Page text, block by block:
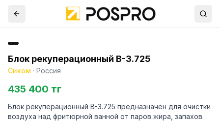
Блок рекуперационный В-3.725
Сиком · Россия
435 400 тг
Блок рекуперационный В-3.725 предназначен для очистки
воздуха над фритюрной ванной от паров жира, запахов.